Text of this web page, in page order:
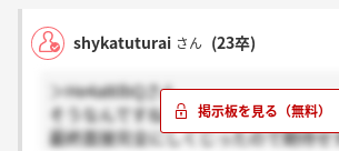
shykatuturai さん (23卒)
＞He4a80bQさん
そうなんですね…！
最終面接完全にしくじったので期待せ